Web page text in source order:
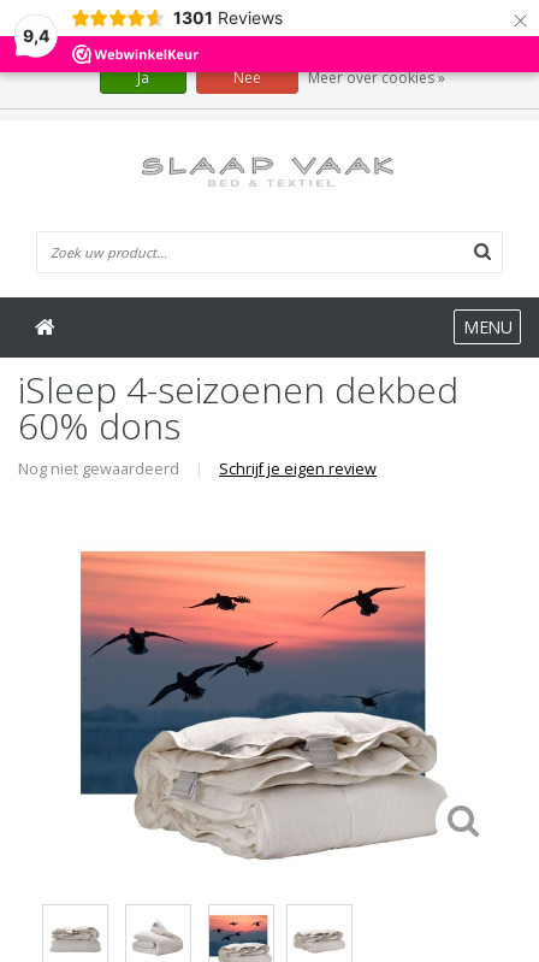
9,4
1301 Reviews ×
MENU
iSleep 4-seizoenen dekbed
60% dons
Nog niet gewaardeerd | Schrijf je eigen review
Wij slaan cookies op om onze website te verbeteren. Is dat akkoord?
Ja Nee Meer over cookies »